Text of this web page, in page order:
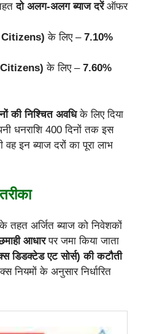
दो अलग-अलग ब्याज दरेंऑफर
Citizens) के लिए –7.10%
Citizens) के लिए –7.60%
की निश्चित अवधिके लिए दिया
धनराशि 400 दिनों तक इस
वह इन ब्याज दरों का पूरा लाभ
अर्जित ब्याज को निवेशकों
आधारपर जमा किया जाता
डिडक्टेड एट सोर्स) की कटौती
नियमों के अनुसार निर्धारित